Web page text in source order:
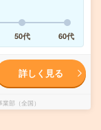
50代 60代
詳しく見る
部（全国）